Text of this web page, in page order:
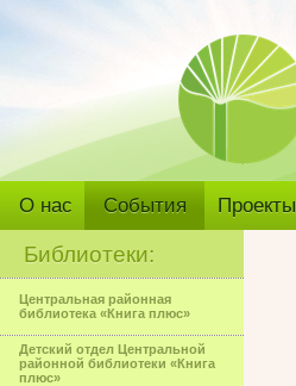
О нас События Проекты
Библиотеки:
Центральная районная
библиотека «Книга плюс»
Детский отдел Центральной
районной библиотеки «Книга
плюс»